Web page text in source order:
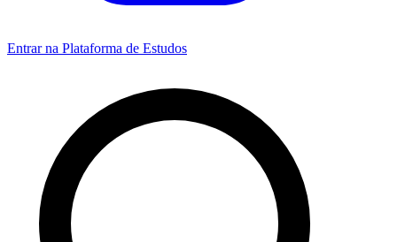
Entrar na Plataforma de Estudos